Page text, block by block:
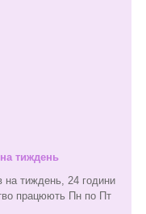
тиждень
на тиждень, 24 години
працюють Пн по Пт